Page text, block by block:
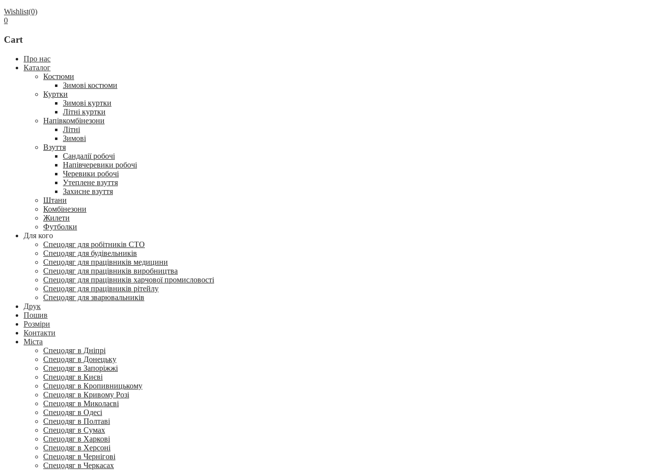
Wishlist(0)
0
Cart
Про нас
Каталог
Костюми
Зимові костюми
Куртки
Зимові куртки
Літні куртки
Напівкомбінезони
Літні
Зимові
Взуття
Сандалії робочі
Напівчеревики робочі
Черевики робочі
Утеплене взуття
Захисне взуття
Штани
Комбінезони
Жилети
Футболки
Для кого
Спецодяг для робітників СТО
Спецодяг для будівельників
Спецодяг для працівників медицини
Спецодяг для працівників виробництва
Спецодяг для працівників харчової промисловості
Спецодяг для працівників рітейлу
Спецодяг для зварювальників
Друк
Пошив
Розміри
Контакти
Міста
Спецодяг в Дніпрі
Спецодяг в Донецьку
Спецодяг в Запоріжжі
Спецодяг в Києві
Спецодяг в Кропивницькому
Спецодяг в Кривому Розі
Спецодяг в Миколаєві
Спецодяг в Одесі
Спецодяг в Полтаві
Спецодяг в Сумах
Спецодяг в Харкові
Спецодяг в Херсоні
Спецодяг в Чернігові
Спецодяг в Черкасах